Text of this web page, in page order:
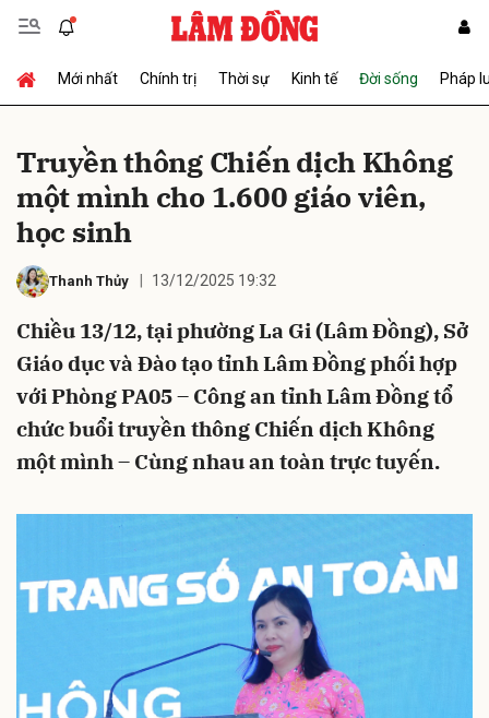
Mới nhất Chính trị Thời sự Kinh tế Đời sống Pháp
Truyền thông Chiến dịch Không
một mình cho 1.600 giáo viên,
học sinh
Thanh Thủy 13/12/2025 19:32
Chiều 13/12, tại phường La Gi (Lâm Đồng), Sở
Giáo dục và Đào tạo tỉnh Lâm Đồng phối hợp
với Phòng PA05 – Công an tỉnh Lâm Đồng tổ
chức buổi truyền thông Chiến dịch Không
một mình – Cùng nhau an toàn trực tuyến.
Gửi bình luận
Hủy Gửi